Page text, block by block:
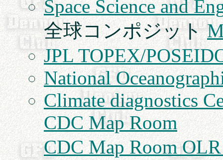
Space Science and
全球コンポジット
JPL TOPEX/
National
Climate diagnostics
CDC Map Room
CDC Map Room